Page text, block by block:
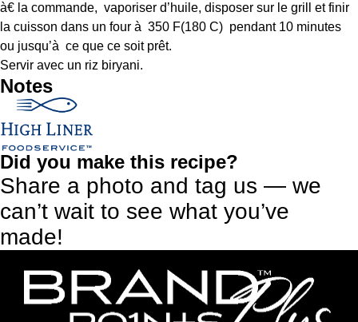
à€ la commande, vaporiser d’huile, disposer sur le grill et finir
la cuisson dans un four à 350 F(180 C) pendant 10 minutes
ou jusqu’à ce que ce soit prêt.
Servir avec un riz biryani.
Notes
Did you make this recipe?
Share a photo and tag us — we
can’t wait to see what you’ve
made!